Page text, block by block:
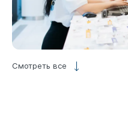
Смотреть все